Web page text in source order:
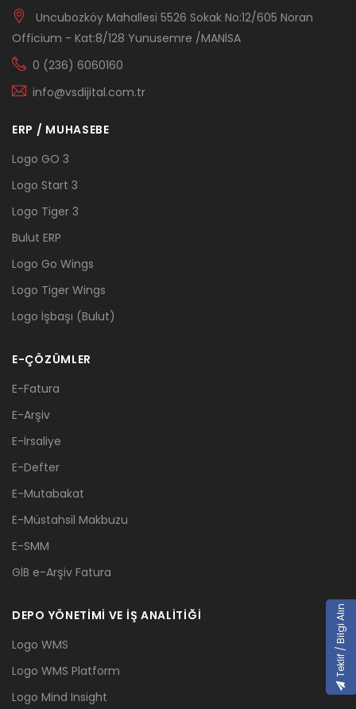
Uncubozköy Mahallesi 5526 Sokak No:12/605 Noran
Officium - Kat:8/128 Yunusemre /MANİSA
0 (236) 6060160
info@vsdijital.com.tr
ERP / MUHASEBE
Logo GO 3
Logo Start 3
Logo Tiger 3
Bulut ERP
Logo Go Wings
Logo Tiger Wings
Logo İşbaşı (Bulut)
E-ÇÖZÜMLER
E-Fatura
E-Arşiv
E-İrsaliye
E-Defter
E-Mutabakat
E-Müstahsil Makbuzu
E-SMM
GİB e-Arşiv Fatura
DEPO YÖNETİMİ VE İŞ ANALİTİĞİ
Logo WMS
Logo WMS Platform
Logo Mind Insight
Teklif / Bilgi Alın